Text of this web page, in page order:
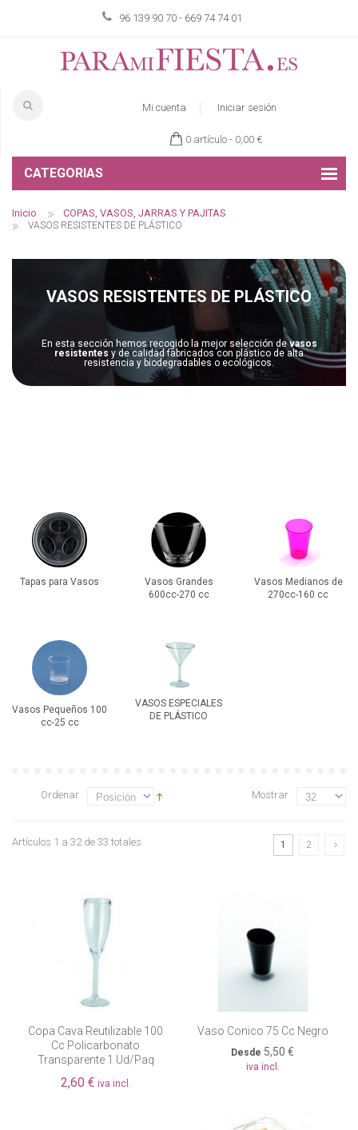
96 139 90 70 - 669 74 74 01
Mi cuenta Iniciar sesión
0 artículo - 0,00 €
CATEGORIAS
Inicio COPAS, VASOS, JARRAS Y PAJITAS
VASOS RESISTENTES DE PLÁSTICO
VASOS RESISTENTES DE PLÁSTICO
En esta sección hemos recogido la mejor selección devasos
resistentes y de calidad fabricados con plástico de alta
resistencia y biodegradables o ecológicos.
Tapas para Vasos
Vasos Grandes
600cc-270 cc
Vasos Medianos de
270cc-160 cc
Vasos Pequeños 100
cc-25 cc
VASOS ESPECIALES
DE PLÁSTICO
Ordenar Mostrar
Artículos 1 a 32 de 33 totales 1 2
Copa Cava Reutilizable 100
Cc Policarbonato
Transparente 1 Ud/paq
2,60 € iva incl.
Vaso Conico 75 Cc Negro
Desde 5,50 €
iva incl.